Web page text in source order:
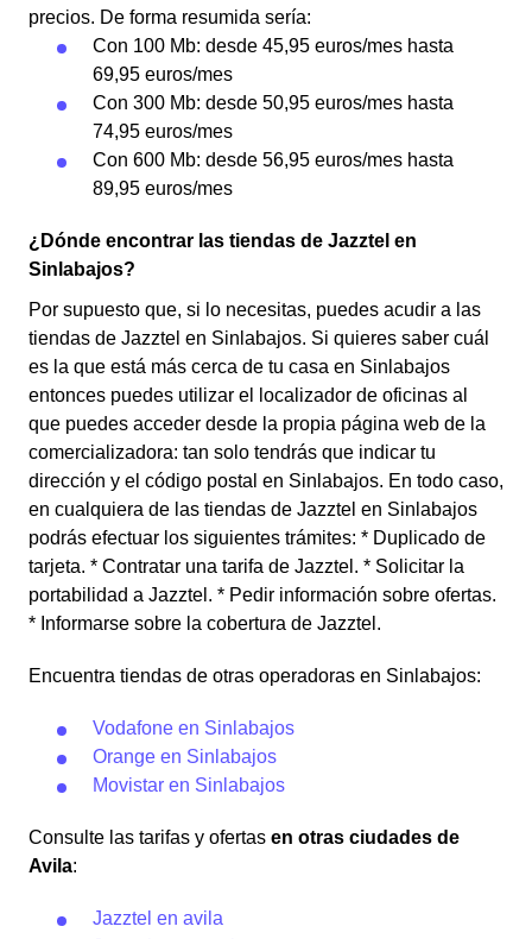
precios. De forma resumida sería:
Con 100 Mb: desde 45,95 euros/mes hasta
69,95 euros/mes
Con 300 Mb: desde 50,95 euros/mes hasta
74,95 euros/mes
Con 600 Mb: desde 56,95 euros/mes hasta
89,95 euros/mes
¿Dónde encontrar las tiendas de Jazztel en
Sinlabajos?
Por supuesto que, si lo necesitas, puedes acudir a las
tiendas de Jazztel en Sinlabajos. Si quieres saber cuál
es la que está más cerca de tu casa en Sinlabajos
entonces puedes utilizar el localizador de oficinas al
que puedes acceder desde la propia página web de la
comercializadora: tan solo tendrás que indicar tu
dirección y el código postal en Sinlabajos. En todo caso,
en cualquiera de las tiendas de Jazztel en Sinlabajos
podrás efectuar los siguientes trámites: * Duplicado de
tarjeta. * Contratar una tarifa de Jazztel. * Solicitar la
portabilidad a Jazztel. * Pedir información sobre ofertas.
* Informarse sobre la cobertura de Jazztel.
Encuentra tiendas de otras operadoras en Sinlabajos:
Vodafone en Sinlabajos
Orange en Sinlabajos
Movistar en Sinlabajos
Consulte las tarifas y ofertas en otras ciudades de
Avila:
Jazztel en avila